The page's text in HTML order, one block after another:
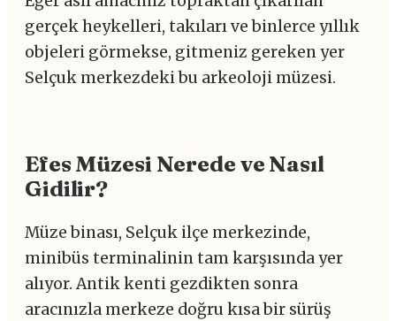
gerçek heykelleri, takıları ve binlerce yıllık
objeleri görmekse, gitmeniz gereken yer
Selçuk merkezdeki bu arkeoloji müzesi.
Efes Müzesi Nerede ve Nasıl
Gidilir?
Müze binası, Selçuk ilçe merkezinde,
minibüs terminalinin tam karşısında yer
alıyor. Antik kenti gezdikten sonra
aracınızla merkeze doğru kısa bir sürüş